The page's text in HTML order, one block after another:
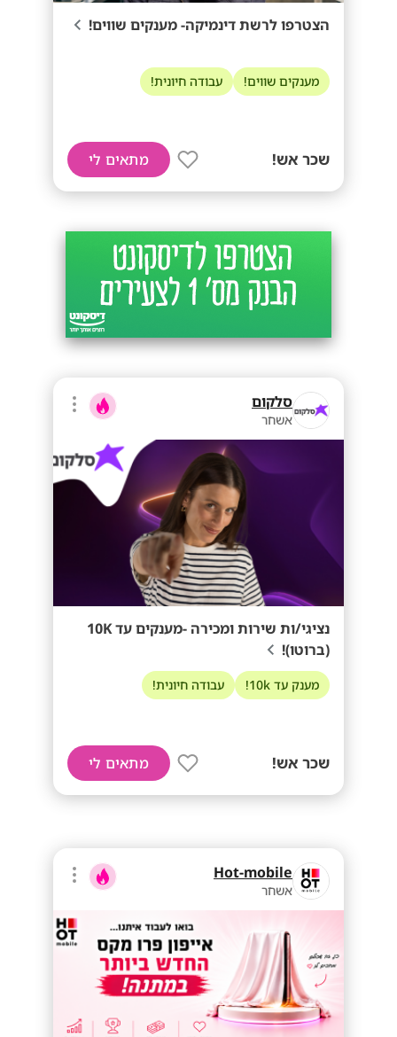
הצטרפו לרשת דינמיקה- מענקים שווים!
מענקים שווים! עבודה חיונית!
שכר אש! מתאים לי
סלקום
אשחר
נציגי/ות שירות ומכירה -מענקים עד 10K
(ברוטו)!
מענק עד 10k! עבודה חיונית!
שכר אש! מתאים לי
Hot-mobile
אשחר